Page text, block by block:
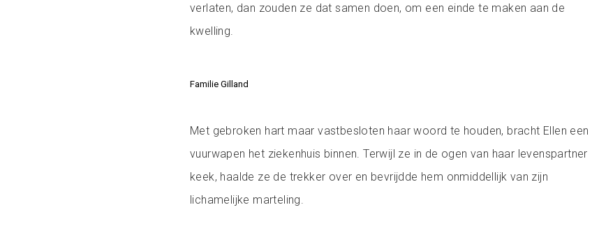
verlaten, dan zouden ze dat samen doen, om een einde te maken aan de
kwelling.
Familie Gilland
Met gebroken hart maar vastbesloten haar woord te houden, bracht Ellen een
vuurwapen het ziekenhuis binnen. Terwijl ze in de ogen van haar levenspartner
keek, haalde ze de trekker over en bevrijdde hem onmiddellijk van zijn
lichamelijke marteling.